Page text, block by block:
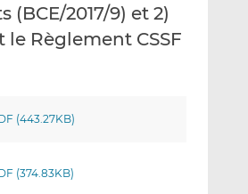
(BCE/2017/9) et 2)
Règlement CSSF
(443.27KB)
(374.83KB)